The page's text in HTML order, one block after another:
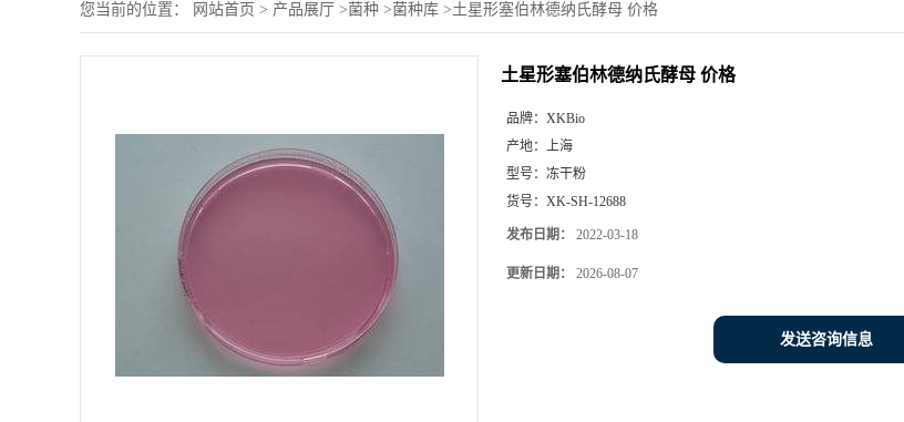
您当前的位置： 网站首页 > 产品展厅 >菌种 >菌种库 >土星形塞伯林德纳氏酵母 价格
土星形塞伯林德纳氏酵母 价格
品牌： XKBio
产地： 上海
型号： 冻干粉
货号： XK-SH-12688
发布日期： 2022-03-18
更新日期： 2026-08-07
发送咨询信息